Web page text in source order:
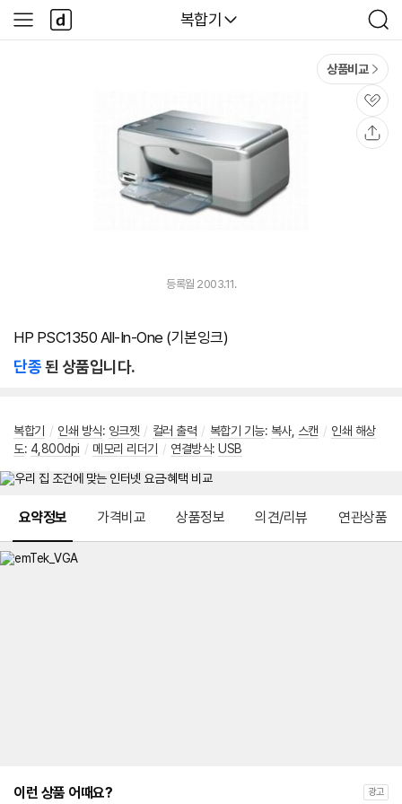
다나와
복합기
검
색
사
이
다
나
와
상품비교
관
심
등록월 2003.11.
HP PSC1350 All-In-One (기본잉크)
단종된 상품입니다.
복합기 / 인쇄 방식: 잉크젯 / 컬러 출력 / 복합기 기능: 복사, 스캔 / 인쇄 해상
도: 4,800dpi / 메모리 리더기 / 연결방식: USB
요약정보 가격비교 상품정보 의견/리뷰 연관상품
이런 상품 어때요? 광고